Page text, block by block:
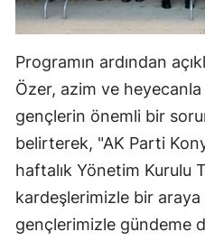
Programın ardından
Özer, azim ve
gençlerin önemli bir
belirterek, "AK Parti
haftalık Yönetim Kurulu
kardeşlerimizle bir
gençlerimizle gündeme